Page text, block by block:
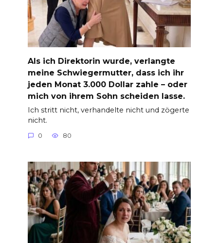
Als ich Direktorin wurde, verlangte
meine Schwiegermutter, dass ich ihr
jeden Monat 3.000 Dollar zahle – oder
mich von ihrem Sohn scheiden lasse.
Ich stritt nicht, verhandelte nicht und zögerte
nicht.
0 80